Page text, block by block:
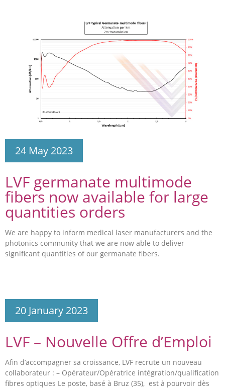
LVF germanate multimode
fibers now available for large
quantities orders
24 May 2023
We are happy to inform medical laser manufacturers and the
photonics community that we are now able to deliver
significant quantities of our germanate fibers.
LVF – Nouvelle Offre d’Emploi
20 January 2023
Afin d’accompagner sa croissance, LVF recrute un nouveau
collaborateur : – Opérateur/Opératrice intégration/qualification
fibres optiques Le poste, basé à Bruz (35), est à pourvoir dès